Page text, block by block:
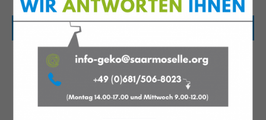
Entdecken Sie die verschiedenen Projekte und
Aktivitäten im Bereich Gesundheit:
Vergangene Projekte:
Projekt GeKo SaarMoselle (2020-2022)